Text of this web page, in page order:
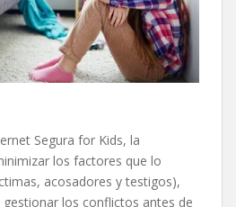
Segura for Kids, la
los factores que lo
acosadores y testigos),
los conflictos antes de